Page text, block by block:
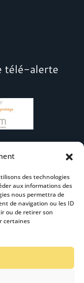
des technologies
aux informations des
nous permettra de
de navigation ou les ID
ou de retirer son
certaines
télé-alerte